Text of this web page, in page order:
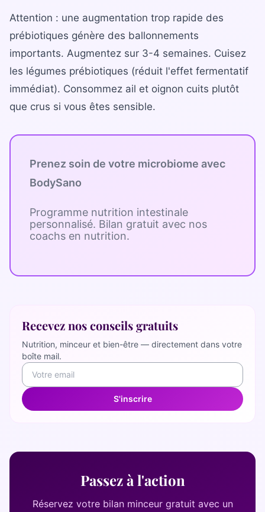
Attention : une augmentation trop rapide des
prébiotiques génère des ballonnements
importants. Augmentez sur 3-4 semaines. Cuisez
les légumes prébiotiques (réduit l'effet fermentatif
immédiat). Consommez ail et oignon cuits plutôt
que crus si vous êtes sensible.
Prenez soin de votre microbiome avec
BodySano
Programme nutrition intestinale
personnalisé. Bilan gratuit avec nos
coachs en nutrition.
Recevez nos conseils gratuits
Nutrition, minceur et bien-être — directement dans votre
boîte mail.
S'inscrire
Passez à l'action
Réservez votre bilan minceur gratuit avec un